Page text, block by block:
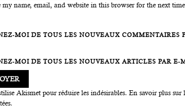
my name, email, and website in this browser for the next
MOI DE TOUS LES NOUVEAUX COMMENTAIRES
MOI DE TOUS LES NOUVEAUX ARTICLES PAR E-
Akismet pour réduire les indésirables. En savoir plus sur
.